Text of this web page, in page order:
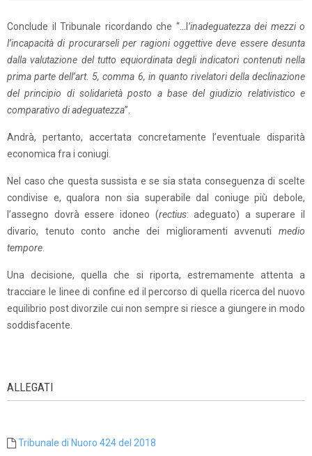
Conclude il Tribunale ricordando che “…l ’inadeguatezza dei mezzi o
l’incapacità di procurarseli per ragioni oggettive deve essere desunta
dalla valutazione del tutto equiordinata degli indicatori contenuti nella
prima parte dell’art. 5, comma 6, in quanto rivelatori della declinazione
del principio di solidarietà posto a base del giudizio relativistico e
comparativo di adeguatezza”.
Andrà, pertanto, accertata concretamente l’eventuale disparità
economica fra i coniugi.
Nel caso che questa sussista e se sia stata conseguenza di scelte
condivise e, qualora non sia superabile dal coniuge più debole,
l’assegno dovrà essere idoneo (rectius: adeguato) a superare il
divario, tenuto conto anche dei miglioramenti avvenuti medio
tempore
Una decisione, quella che si riporta, estremamente attenta a
tracciare le linee di confine ed il percorso di quella ricerca del nuovo
equilibrio post divorzile cui non sempre si riesce a giungere in modo
soddisfacente.
ALLEGATI
Tribunale di Nuoro 424 del 2018